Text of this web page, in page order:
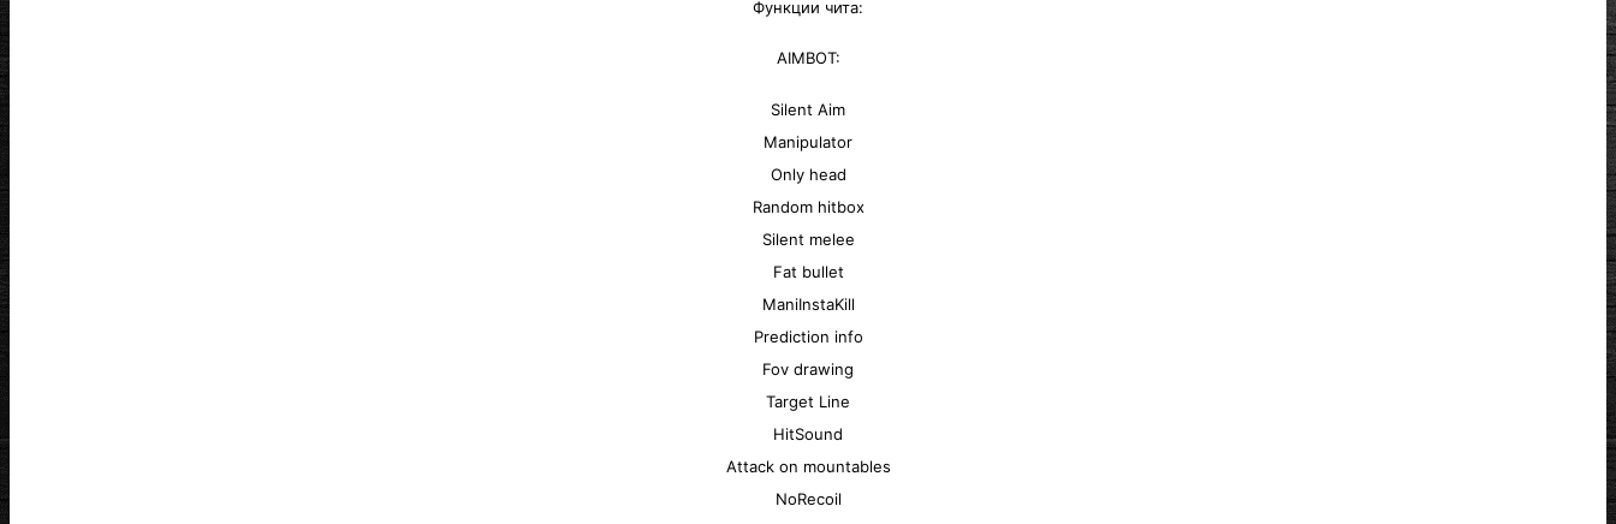
Функции чита:
AIMBOT:
Silent Aim
Manipulator
Only head
Random hitbox
Silent melee
Fat bullet
ManiInstaKill
Prediction info
Fov drawing
Target Line
HitSound
Attack on mountables
NoRecoil